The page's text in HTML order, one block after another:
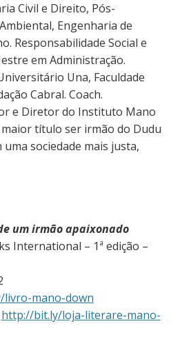
Civil e Direito, Pós-
Engenharia de
Responsabilidade Social e
em Administração.
Una, Faculdade
Cabral. Coach.
e Diretor do Instituto Mano
título ser irmão do Dudu
uma sociedade mais justa,
um irmão apaixonado
International – 1ª edição –
mano-down
http://bit.ly/loja-literare-mano-